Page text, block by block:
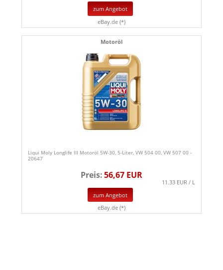
zum Angebot
eBay.de (*)
Motoröl
Liqui Moly Longlife III Motoröl 5W-30, 5-Liter, VW 504 00, VW 507 00 -
20647
Preis:56,67 EUR
11.33 EUR / L
zum Angebot
eBay.de (*)